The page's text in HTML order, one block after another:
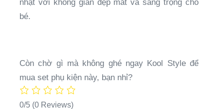
nhật với không gian đẹp mắt và sang trọng cho
bé.
Còn chờ gì mà không ghé ngay Kool Style để
mua set phụ kiện này, bạn nhỉ?
0/5 (0 Reviews)